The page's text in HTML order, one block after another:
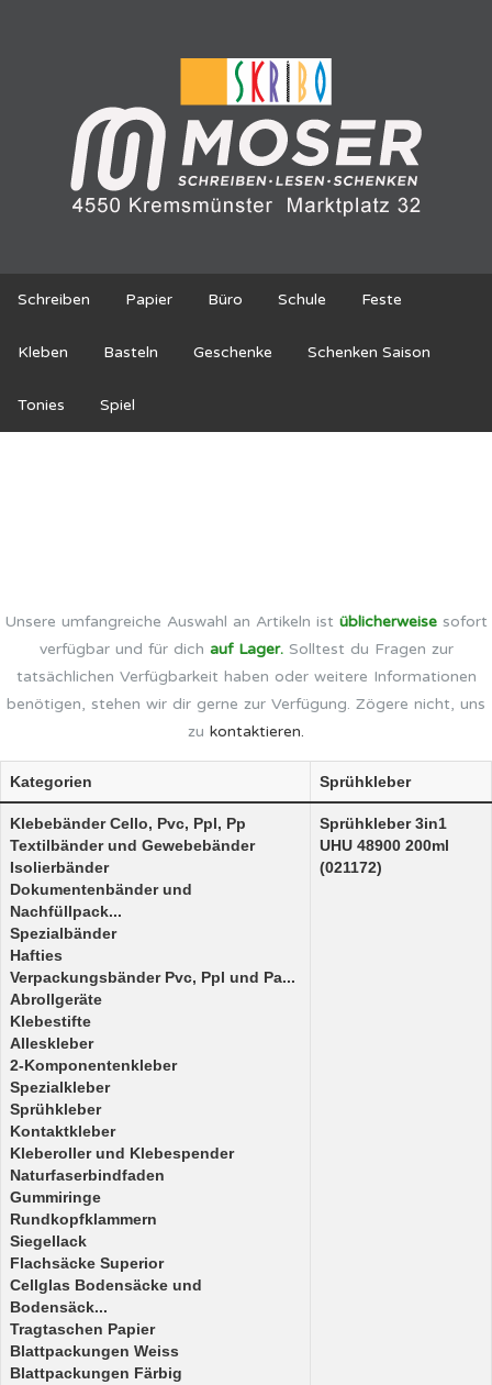
Schreiben Papier Büro Schule Feste
Kleben Basteln Geschenke Schenken Saison
Tonies Spiel
Unsere umfangreiche Auswahl an Artikeln ist üblicherweise sofort
verfügbar und für dich auf Lager.Solltest du Fragen zur
tatsächlichen Verfügbarkeit haben oder weitere Informationen
benötigen, stehen wir dir gerne zur Verfügung. Zögere nicht, uns
zu kontaktieren.
Kategorien Sprühkleber
Klebebänder Cello, Pvc, Ppl, Pp
Textilbänder und Gewebebänder
Isolierbänder
Dokumentenbänder und
Nachfüllpack...
Spezialbänder
Hafties
Verpackungsbänder Pvc, Ppl und Pa...
Abrollgeräte
Klebestifte
Alleskleber
2-Komponentenkleber
Spezialkleber
Sprühkleber
Kontaktkleber
Kleberoller und Klebespender
Naturfaserbindfaden
Gummiringe
Rundkopfklammern
Siegellack
Flachsäcke Superior
Cellglas Bodensäcke und
Bodensäck...
Tragtaschen Papier
Blattpackungen Weiss
Blattpackungen Färbig
Sprühkleber 3in1
UHU 48900 200ml
(021172)